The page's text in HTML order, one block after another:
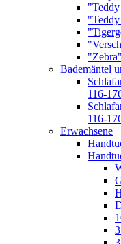
"Zebra"
Bademäntel
116-
116-
Erwachsene